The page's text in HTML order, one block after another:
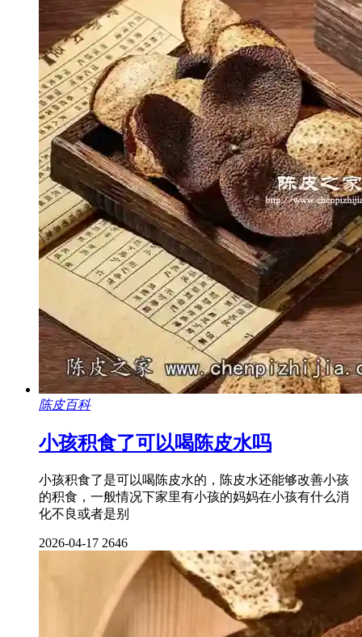
陈皮百科
小孩积食了可以喝陈皮水吗
小孩积食了是可以喝陈皮水的，陈皮水还能够改善小孩
的积食，一般情况下家里有小孩的妈妈在小孩有什么消
化不良或者是别
2026-04-17 2646